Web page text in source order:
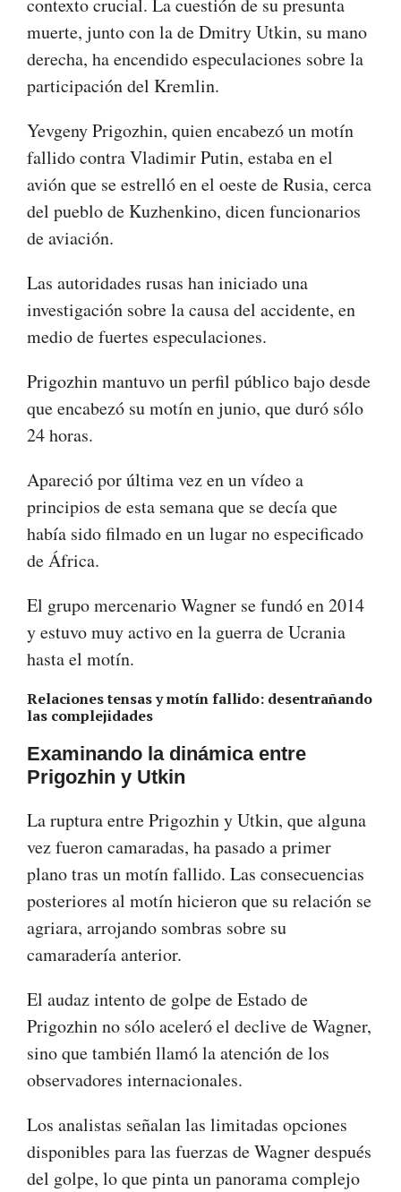
contexto crucial. La cuestión de su presunta
muerte, junto con la de Dmitry Utkin, su mano
derecha, ha encendido especulaciones sobre la
participación del Kremlin.
Yevgeny Prigozhin, quien encabezó un motín
fallido contra Vladimir Putin, estaba en el
avión que se estrelló en el oeste de Rusia, cerca
del pueblo de Kuzhenkino, dicen funcionarios
de aviación.
Las autoridades rusas han iniciado una
investigación sobre la causa del accidente, en
medio de fuertes especulaciones.
Prigozhin mantuvo un perfil público bajo desde
que encabezó su motín en junio, que duró sólo
24 horas.
Apareció por última vez en un vídeo a
principios de esta semana que se decía que
había sido filmado en un lugar no especificado
de África.
El grupo mercenario Wagner se fundó en 2014
y estuvo muy activo en la guerra de Ucrania
hasta el motín.
Relaciones tensas y motín fallido: desentrañando
las complejidades
Examinando la dinámica entre
Prigozhin y Utkin
La ruptura entre Prigozhin y Utkin, que alguna
vez fueron camaradas, ha pasado a primer
plano tras un motín fallido. Las consecuencias
posteriores al motín hicieron que su relación se
agriara, arrojando sombras sobre su
camaradería anterior.
El audaz intento de golpe de Estado de
Prigozhin no sólo aceleró el declive de Wagner,
sino que también llamó la atención de los
observadores internacionales.
Los analistas señalan las limitadas opciones
disponibles para las fuerzas de Wagner después
del golpe, lo que pinta un panorama complejo